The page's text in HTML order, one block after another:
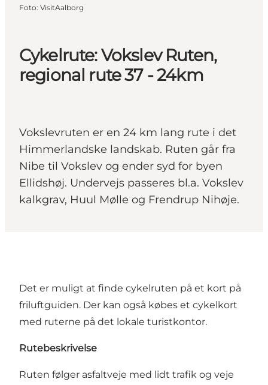
Cykelrute: Vokslev Ruten,
regional rute 37 - 24km
Vokslevruten er en 24 km lang rute i det
Himmerlandske landskab. Ruten går fra
Nibe til Vokslev og ender syd for byen
Ellidshøj. Undervejs passeres bl.a. Vokslev
kalkgrav, Huul Mølle og Frendrup Nihøje.
Foto: VisitAalborg
Det er muligt at finde cykelruten på et kort på
friluftguiden. Der kan også købes et cykelkort
med ruterne på det lokale turistkontor.
Rutebeskrivelse
Ruten følger asfaltveje med lidt trafik og veje